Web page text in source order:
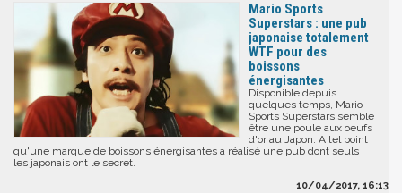
Mario Sports
Superstars : une pub
japonaise totalement
WTF pour des
boissons
énergisantes
Disponible depuis
quelques temps, Mario
Sports Superstars semble
être une poule aux oeufs
d'or au Japon. A tel point
qu'une marque de boissons énergisantes a réalisé une pub dont seuls
les japonais ont le secret.
10/04/2017, 16:13